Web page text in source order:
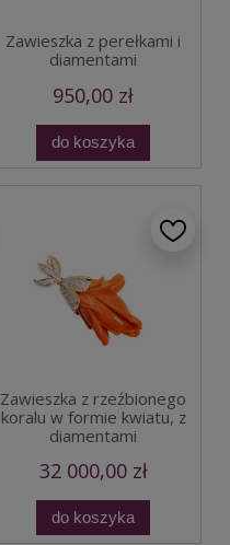
Zawieszka z perełkami i
diamentami
950,00 zł
do koszyka
Zawieszka z rzeźbionego
koralu w formie kwiatu, z
diamentami
32 000,00 zł
do koszyka